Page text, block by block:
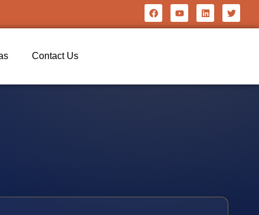
Contact Us